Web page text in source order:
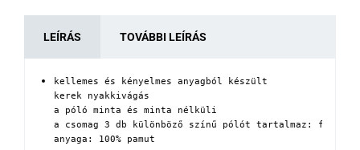
LEÍRÁS TOVÁBBI LEÍRÁS
kellemes és kényelmes anyagból készült
kerek nyakkivágás
a póló minta és minta nélküli
a csomag 3 db különböző színű pólót tartalmaz:
anyaga: 100% pamut